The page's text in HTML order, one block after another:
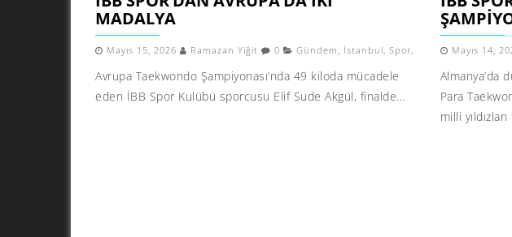
MADALYA
Mayıs 15, 2026 Ramazan Yiğit 0 Gündem , İstanbul, Spor,
Avrupa Taekwondo Şampiyonası’nda 49 kiloda mücadele
eden İBB Spor Kulübü sporcusu Elif Sude Akgül, finalde...
Mayıs 14,
Almanya’da
Para
milli